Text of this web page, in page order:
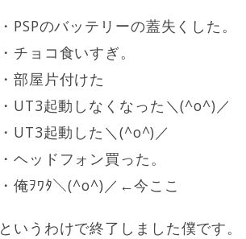
・PSPのバッテリーの蓋失くした。
・チョコ食いすぎ。
・部屋片付けた
・UT3起動しなくなった＼(^o^)／
・UT3起動した＼(^o^)／
・ヘッドフォン買った。
・俺ｦﾜﾀ＼(^o^)／←今ここ
というわけで終了しました僕です。